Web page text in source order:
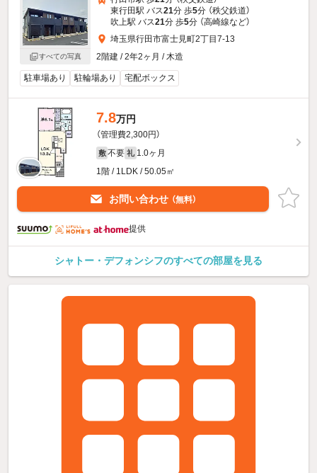
すべての写真
東行田駅 バス21分 歩5分 （秩父鉄道）
吹上駅 バス21分 歩5分 （高崎線など）
埼玉県行田市富士見町2丁目7-13
2階建 / 2年2ヶ月 / 木造
駐車場あり 駐輪場あり 宅配ボックス
7.8万円
（管理費2,300円）
敷 不要 礼 1.0ヶ月
1階 / 1LDK / 50.05㎡
お問い合わせ （無料）
提供
シャトー・デフォンシフのすべての部屋を見る